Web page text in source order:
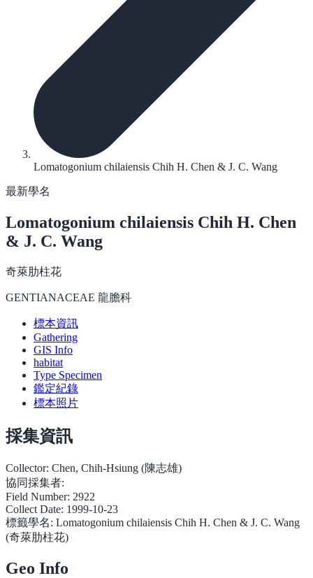
Lomatogonium chilaiensis Chih H. Chen & J. C. Wang
最新學名
Lomatogonium chilaiensis Chih H. Chen
& J. C. Wang
奇萊肋柱花
GENTIANACEAE 龍膽科
標本資訊
Gathering
GIS Info
habitat
Type Specimen
鑑定紀錄
標本照片
採集資訊
Collector: Chen, Chih-Hsiung (陳志雄)
協同採集者:
Field Number: 2922
Collect Date: 1999-10-23
標籤學名: Lomatogonium chilaiensis Chih H. Chen & J. C. Wang
(奇萊肋柱花)
Geo Info